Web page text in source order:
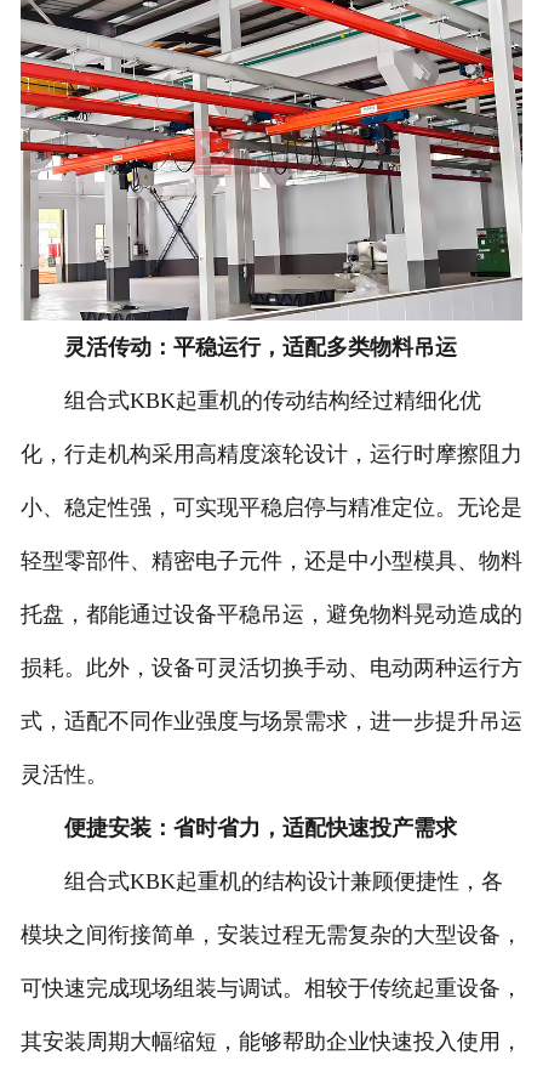
灵活传动：平稳运行，适配多类物料吊运
组合式KBK起重机的传动结构经过精细化优
化，行走机构采用高精度滚轮设计，运行时摩擦阻力
小、稳定性强，可实现平稳启停与精准定位。无论是
轻型零部件、精密电子元件，还是中小型模具、物料
托盘，都能通过设备平稳吊运，避免物料晃动造成的
损耗。此外，设备可灵活切换手动、电动两种运行方
式，适配不同作业强度与场景需求，进一步提升吊运
灵活性。
便捷安装：省时省力，适配快速投产需求
组合式KBK起重机的结构设计兼顾便捷性，各
模块之间衔接简单，安装过程无需复杂的大型设备，
可快速完成现场组装与调试。相较于传统起重设备，
其安装周期大幅缩短，能够帮助企业快速投入使用，